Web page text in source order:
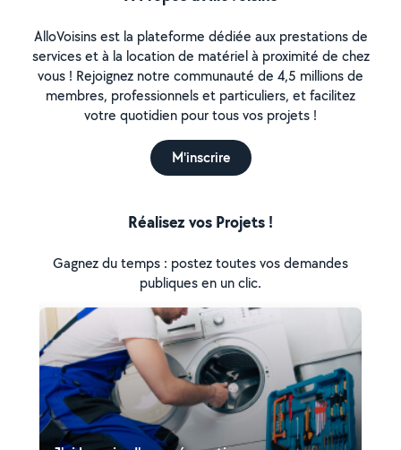
AlloVoisins est la plateforme dédiée aux prestations de
services et à la location de matériel à proximité de chez
vous ! Rejoignez notre communauté de 4,5 millions de
membres, professionnels et particuliers, et facilitez
votre quotidien pour tous vos projets !
M'inscrire
Réalisez vos Projets !
Gagnez du temps : postez toutes vos demandes
publiques en un clic.